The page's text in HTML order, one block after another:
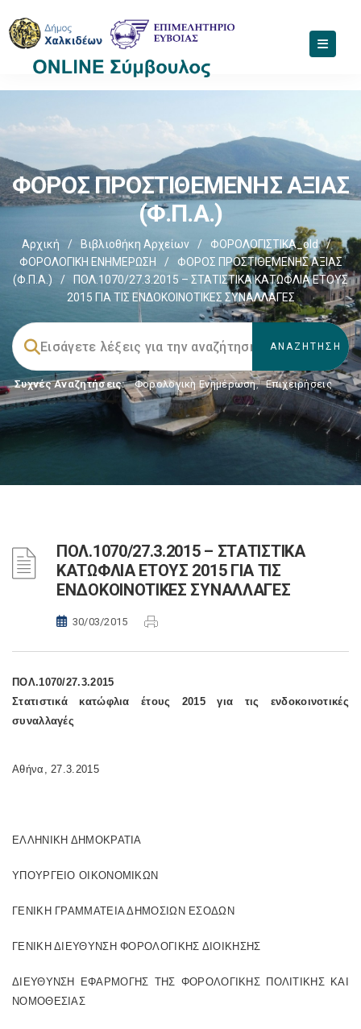
ΦΟΡΟΣ ΠΡΟΣΤΙΘΕΜΕΝΗΣ ΑΞΙΑΣ
(Φ.Π.Α.)
Αρχική / Βιβλιοθήκη Αρχείων / ΦΟΡΟΛΟΓΙΣΤΙΚΑ_old
/
ΦΟΡΟΛΟΓΙΚΗ ΕΝΗΜΕΡΩΣΗ
/
ΦΟΡΟΣ ΠΡΟΣΤΙΘΕΜΕΝΗΣ ΑΞΙΑΣ
(Φ.Π.Α.)
/
ΠΟΛ.1070/27.3.2015 – ΣΤΑΤΙΣΤΙΚΑ ΚΑΤΩΦΛΙΑ ΕΤΟΥΣ
2015 ΓΙΑ ΤΙΣ ΕΝΔΟΚΟΙΝΟΤΙΚΕΣ ΣΥΝΑΛΛΑΓΕΣ
Συχνές Αναζητήσεις: Φορολογικη Ενημέρωση, Επιχειρήσεις
ΠΟΛ.1070/27.3.2015 – ΣΤΑΤΙΣΤΙΚΑ
ΚΑΤΩΦΛΙΑ ΕΤΟΥΣ 2015 ΓΙΑ ΤΙΣ
ΕΝΔΟΚΟΙΝΟΤΙΚΕΣ ΣΥΝΑΛΛΑΓΕΣ
30/03/2015
ΠΟΛ.1070/27.3.2015
Στατιστικά κατώφλια έτους 2015 για τις ενδοκοινοτικές
συναλλαγές
Αθήνα, 27.3.2015
ΕΛΛΗΝΙΚΗ ΔΗΜΟΚΡΑΤΙΑ
ΥΠΟΥΡΓΕΙΟ ΟΙΚΟΝΟΜΙΚΩΝ
ΓΕΝΙΚΗ ΓΡΑΜΜΑΤΕΙΑ ΔΗΜΟΣΙΩΝ ΕΣΟΔΩΝ
ΓΕΝΙΚΗ ΔΙΕΥΘΥΝΣΗ ΦΟΡΟΛΟΓΙΚΗΣ ΔΙΟΙΚΗΣΗΣ
ΔΙΕΥΘΥΝΣΗ ΕΦΑΡΜΟΓΗΣ ΤΗΣ ΦΟΡΟΛΟΓΙΚΗΣ ΠΟΛΙΤΙΚΗΣ ΚΑΙ
ΝΟΜΟΘΕΣΙΑΣ